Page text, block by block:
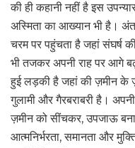
की ही कहानी नहीं है इस
अस्मिता का आख्यान भी है।
चरम पर पहुंचता है जहां संघर्ष
भी तजकर अपनी राह पर आगे
हुई लड़की है जहां की ज़मीन के
गुलामी और गैरबराबरी है।
ज़मीन को सींचकर, उपजाऊ
आत्मनिर्भरता, समानता और